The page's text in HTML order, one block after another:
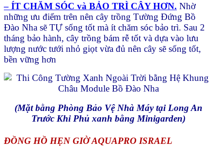
– ÍT CHĂM SÓC và BẢO TRÌ CÂY HƠN. Nhờ
những ưu điểm trên nên cây trồng Tường Đứng Bồ
Đào Nha sẽ TỰ sống tốt mà ít chăm sóc bảo trì. Sau 2
tháng bảo hành, cây trồng bám rễ tốt và dựa vào lưu
lượng nước tưới nhỏ giọt vừa đủ nên cây sẽ sống tốt,
bền vững hơn
(Mặt bằng Phòng Bảo Vệ Nhà Máy tại Long An
Trước Khi Phủ xanh bằng Minigarden)
ĐỒNG HỒ HẸN GIỜ AQUAPRO ISRAEL